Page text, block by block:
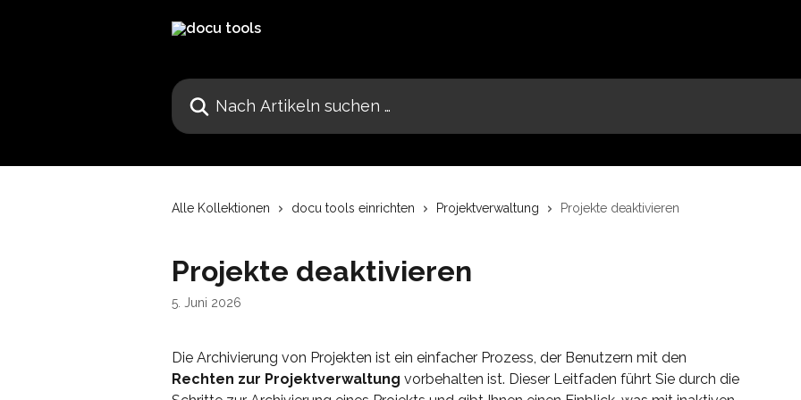
Nach Artikeln suchen …
Alle Kollektionen docu tools einrichten Projektverwaltung Projekte deaktivieren
Projekte deaktivieren
5. Juni 2026
Die Archivierung von Projekten ist ein einfacher Prozess, der Benutzern mit den
Rechten zur Projektverwaltung vorbehalten ist. Dieser Leitfaden führt Sie durch die